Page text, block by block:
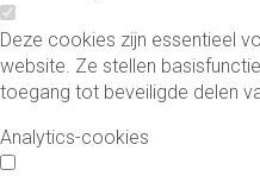
Deze cookies zijn essentieel
website. Ze stellen
toegang tot beveiligde delen
Analytics-cookies